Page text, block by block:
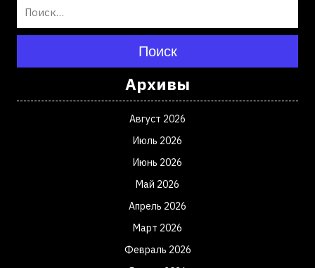
Поиск
Архивы
Август 2026
Июль 2026
Июнь 2026
Май 2026
Апрель 2026
Март 2026
Февраль 2026